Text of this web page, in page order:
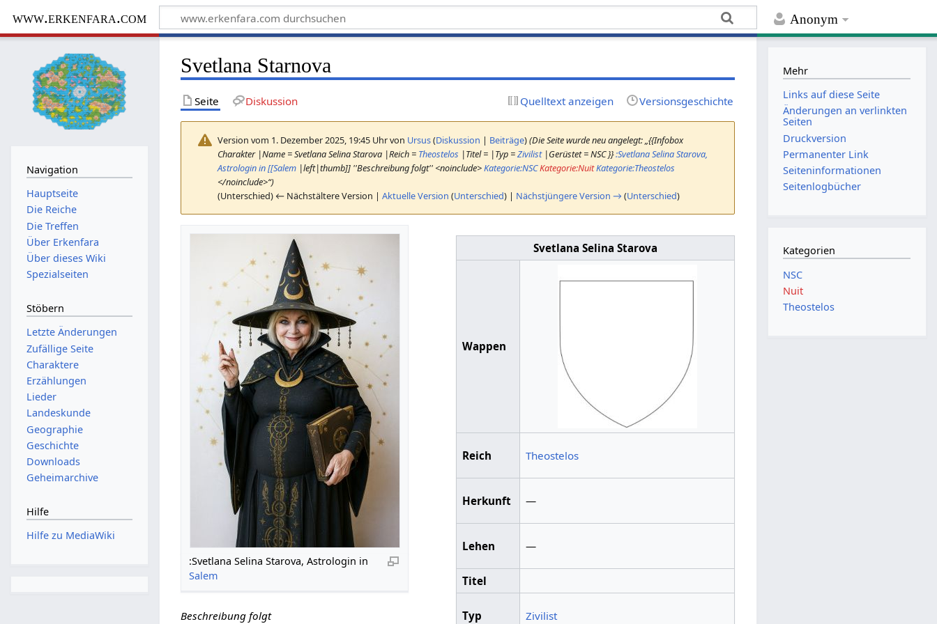
Anonym
www.erkenfara.com
Svetlana Starnova
Seite Diskussion Quelltext anzeigen Versionsgeschichte
Version vom 1. Dezember 2025, 19:45 Uhr von Ursus(Diskussion | Beiträge)(Die Seite wurde neu angelegt: „{{Infobox
Charakter |Name = Svetlana Selina Starova |Reich = Theostelos |Titel = |Typ =Zivilist|Gerüstet = NSC }}:Svetlana Selina Starova,
Astrologin in [[Salem |left|thumb]] ''Beschreibung folgt'' <noinclude>Kategorie:NSCKategorie:NuitKategorie:Theostelos
</noinclude>“)
(Unterschied) ← Nächstältere Version |Aktuelle Version (Unterschied) | Nächstjüngere Version → (Unterschied)
Svetlana Selina Starova
Wappen
Reich Theostelos
Herkunft —
Lehen —
Titel
Typ Zivilist
:Svetlana Selina Starova, Astrologin in
Salem
Beschreibung folgt
Navigation
Hauptseite
Die Reiche
Die Treffen
Über Erkenfara
Über dieses Wiki
Spezialseiten
Stöbern
Letzte Änderungen
Zufällige Seite
Charaktere
Erzählungen
Lieder
Landeskunde
Geographie
Geschichte
Downloads
Geheimarchive
Hilfe
Hilfe zu MediaWiki
Mehr
Links auf diese Seite
Änderungen an verlinkten
Seiten
Druckversion
Permanenter Link
Seiten­­informationen
Seitenlogbücher
Kategorien
NSC
Nuit
Theostelos